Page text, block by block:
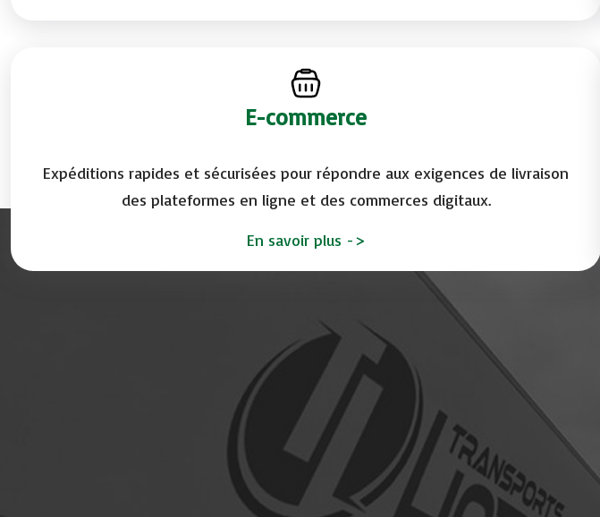
E-commerce
Expéditions rapides et sécurisées pour répondre aux exigences de livraison
des plateformes en ligne et des commerces digitaux.
En savoir plus ->